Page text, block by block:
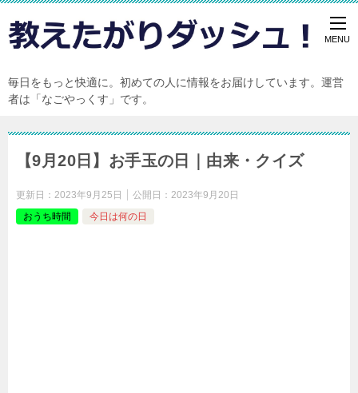
毎日をもっと快適に。初めての人に情報をお届けしています。運営
者は「なごやっくす」です。
【9月20日】お手玉の日｜由来・クイズ
更新日： 2023年9月25日 公開日： 2023年9月20日
おうち時間
今日は何の日